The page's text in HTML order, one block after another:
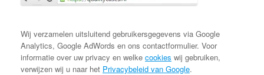
Wij verzamelen uitsluitend gebruikersgegevens via Google
Analytics, Google AdWords en ons contactformulier. Voor
informatie over uw privacy en welke cookies wij gebruiken,
verwijzen wij u naar het Privacybeleid van Google.